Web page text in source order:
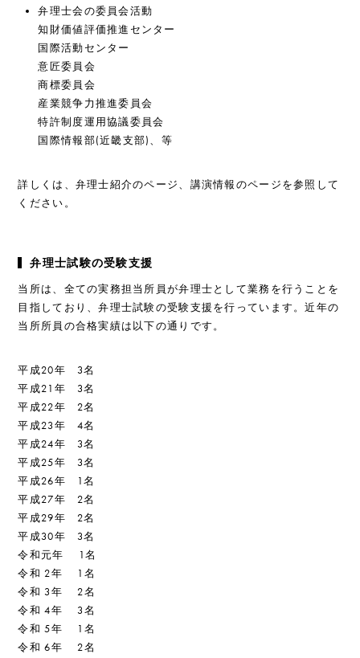
弁理士会の委員会活動
知財価値評価推進センター
国際活動センター
意匠委員会
商標委員会
産業競争力推進委員会
特許制度運用協議委員会
国際情報部(近畿支部)、等
詳しくは、弁理士紹介のページ、講演情報のページを参照して
ください。
弁理士試験の受験支援
当所は、全ての実務担当所員が弁理士として業務を行うことを
目指しており、弁理士試験の受験支援を行っています。近年の
当所所員の合格実績は以下の通りです。
平成20年 3名
平成21年 3名
平成22年 2名
平成23年 4名
平成24年 3名
平成25年 3名
平成26年 1名
平成27年 2名
平成29年 2名
平成30年 3名
令和元年 1名
令和 2年 1名
令和 3年 2名
令和 4年 3名
令和 5年 1名
令和 6年 2名